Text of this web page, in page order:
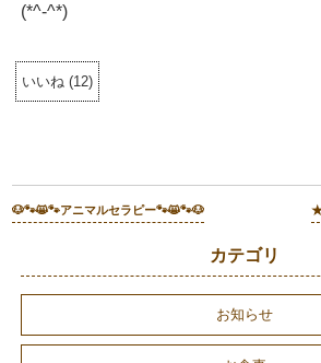
(*^-^*)
いいね (12)
🐶🐾😸🐾アニマルセラピー🐾😸🐾🐶 ★
カテゴリ
お知らせ